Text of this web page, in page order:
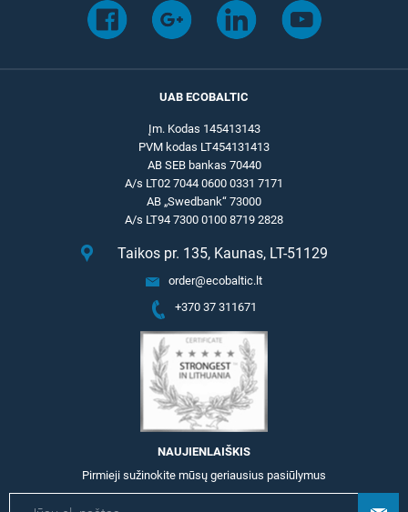
UAB ECOBALTIC
Įm. Kodas 145413143
PVM kodas LT454131413
AB SEB bankas 70440
A/s LT02 7044 0600 0331 7171
AB „Swedbank“ 73000
A/s LT94 7300 0100 8719 2828
Taikos pr. 135, Kaunas, LT-51129
order@ecobaltic.lt
+370 37 311671
NAUJIENLAIŠKIS
Pirmieji sužinokite mūsų geriausius pasiūlymus